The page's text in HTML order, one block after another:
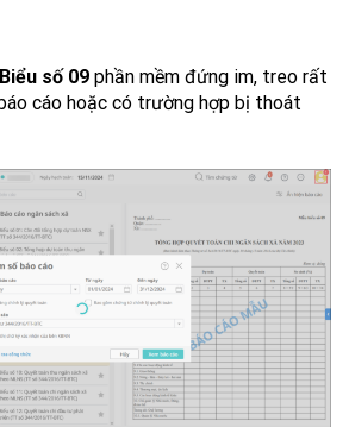
Biểu số 09 phần mềm đứng im, treo rất
cáo hoặc có trường hợp bị thoát